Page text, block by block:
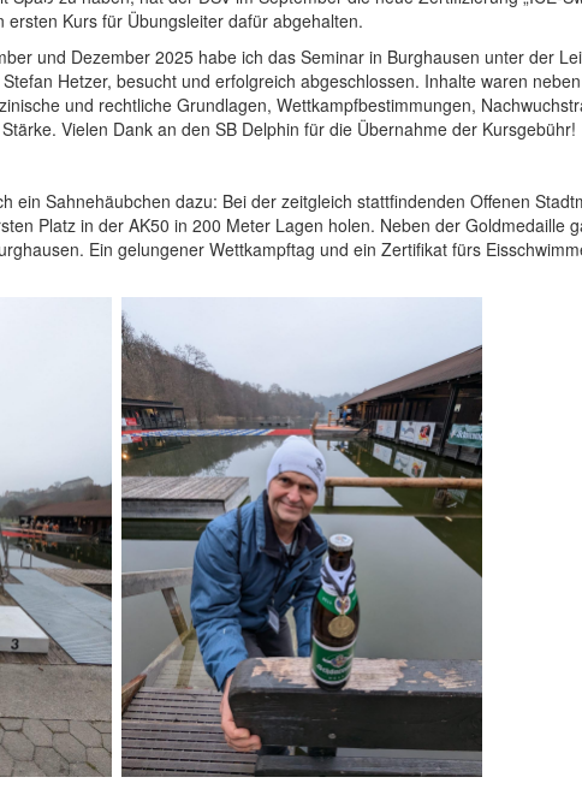
Kurs für Übungsleiter dafür abgehalten.
und Dezember 2025 habe ich das Seminar in Burghausen unter der
Hetzer, besucht und erfolgreich abgeschlossen. Inhalte waren
und rechtliche Grundlagen, Wettkampfbestimmungen,
Vielen Dank an den SB Delphin für die Übernahme der Kursgebühr!
ein Sahnehäubchen dazu: Bei der zeitgleich stattfindenden Offenen
Platz in der AK50 in 200 Meter Lagen holen. Neben der Goldmedaille
Ein gelungener Wettkampftag und ein Zertifikat fürs